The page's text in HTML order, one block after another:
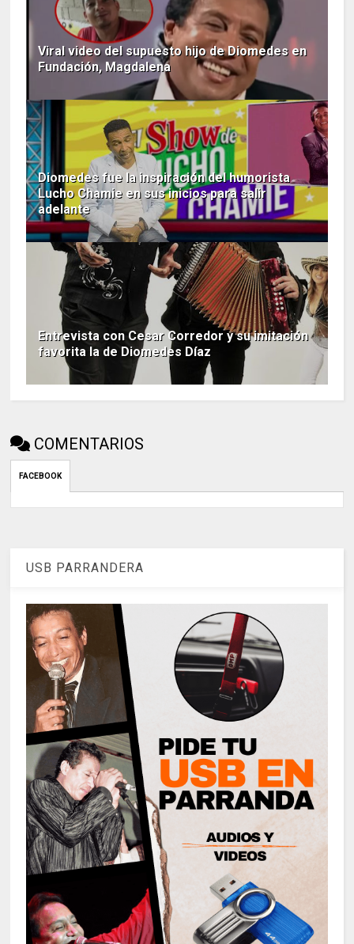
Viral video del supuesto hijo de Diomedes en
Fundación, Magdalena
Diomedes fue la inspiración del humorista
Lucho Chamie en sus inicios para salir
adelante
Entrevista con Cesar Corredor y su imitación
favorita la de Diomedes Díaz
COMENTARIOS
FACEBOOK
USB PARRANDERA